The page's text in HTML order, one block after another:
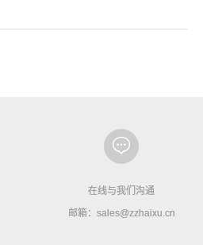
在线与我们沟通
邮箱：sales@zzhaixu.cn